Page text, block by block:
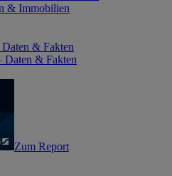
& Immobilien
& Fakten
Daten & Fakten
Zum Report